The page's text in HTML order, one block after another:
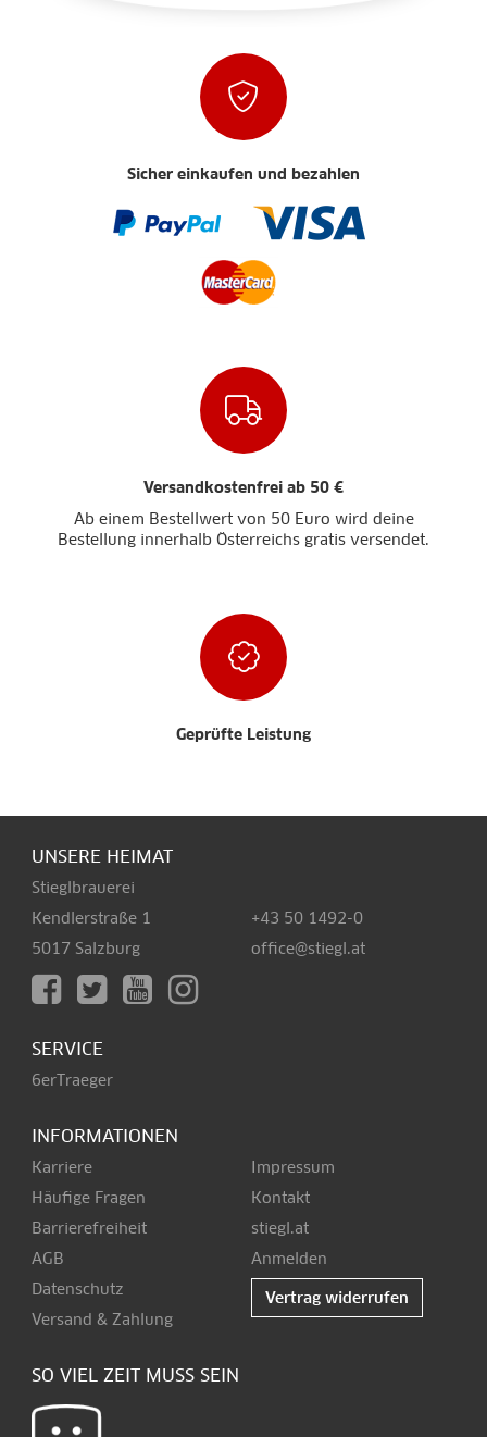
Sicher einkaufen und bezahlen
Versandkostenfrei ab 50 €
Ab einem Bestellwert von 50 Euro wird deine
Bestellung innerhalb Österreichs gratis versendet.
Geprüfte Leistung
UNSERE HEIMAT
Stieglbrauerei
Kendlerstraße 1
5017 Salzburg
+43 50 1492-0
office@stiegl.at
SERVICE
6erTraeger
INFORMATIONEN
Karriere
Häufige Fragen
Barrierefreiheit
AGB
Datenschutz
Versand & Zahlung
Impressum
Kontakt
stiegl.at
Anmelden
Vertrag widerrufen
SO VIEL ZEIT MUSS SEIN